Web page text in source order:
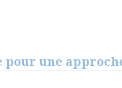
une